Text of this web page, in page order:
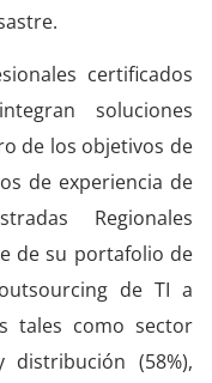
certificados
soluciones
de los objetivos de
de experiencia de
Regionales
de su portafolio de
de TI a
tales como sector
distribución (58%),